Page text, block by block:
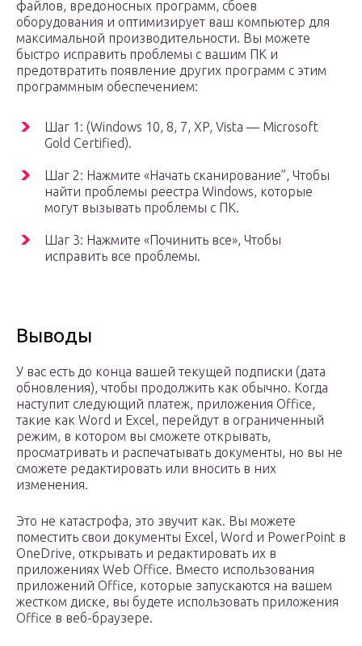
файлов, вредоносных программ, сбоев
оборудования и оптимизирует ваш компьютер для
максимальной производительности. Вы можете
быстро исправить проблемы с вашим ПК и
предотвратить появление других программ с этим
программным обеспечением:
Шаг 1: (Windows 10, 8, 7, XP, Vista — Microsoft
Gold Certified).
Шаг 2: Нажмите «Начать сканирование”, Чтобы
найти проблемы реестра Windows, которые
могут вызывать проблемы с ПК.
Шаг 3: Нажмите «Починить все», Чтобы
исправить все проблемы.
Выводы
У вас есть до конца вашей текущей подписки (дата
обновления), чтобы продолжить как обычно. Когда
наступит следующий платеж, приложения Office,
такие как Word и Excel, перейдут в ограниченный
режим, в котором вы сможете открывать,
просматривать и распечатывать документы, но вы не
сможете редактировать или вносить в них
изменения.
Это не катастрофа, это звучит как. Вы можете
поместить свои документы Excel, Word и PowerPoint в
OneDrive, открывать и редактировать их в
приложениях Web Office. Вместо использования
приложений Office, которые запускаются на вашем
жестком диске, вы будете использовать приложения
Office в веб-браузере.